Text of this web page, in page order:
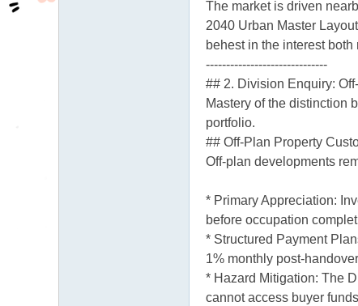
The market is driven
2040 Urban Master
behest in the interest
------------------------------
## 2. Division Enquiry:
Mastery of the distinction
portfolio.
## Off-Plan Property
Off-plan developments
* Primary Appreciation:
before occupation
* Structured Payment
1% monthly post-
* Hazard Mitigation: The
cannot access buyer